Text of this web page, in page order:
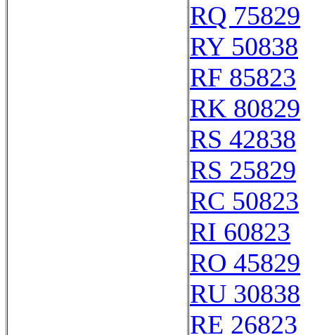
RQ 75829
RY 50838
RF 85823
RK 80829
RS 42838
RS 25829
RC 50823
RI 60823
RO 45829
RU 30838
RE 26823